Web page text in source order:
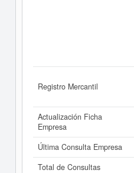
Registro Mercantil
Actualización Ficha
Empresa
Última Consulta Empresa
Total de Consultas